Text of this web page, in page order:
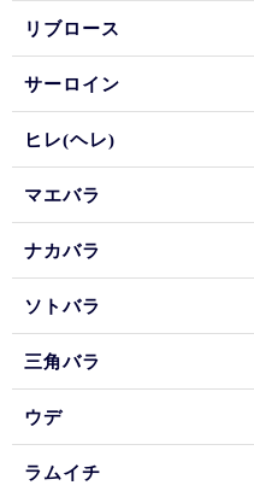
リブロース
サーロイン
ヒレ(ヘレ)
マエバラ
ナカバラ
ソトバラ
三角バラ
ウデ
ラムイチ